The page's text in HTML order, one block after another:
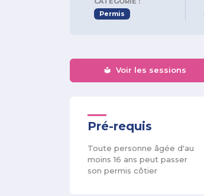
Permis
Voir les sessions
Pré-requis
Toute personne âgée d'au
moins 16 ans peut passer
son permis côtier